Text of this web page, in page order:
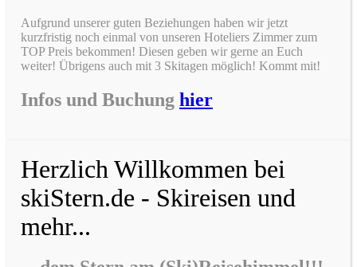
Aufgrund unserer guten Beziehungen haben wir jetzt
kurzfristig noch einmal von unseren Hoteliers Zimmer zum
TOP Preis bekommen! Diesen geben wir gerne an Euch
weiter! Übrigens auch mit 3 Skitagen möglich! Kommt mit!
Infos und Buchung hier
Herzlich Willkommen bei
skiStern.de - Skireisen und
mehr...